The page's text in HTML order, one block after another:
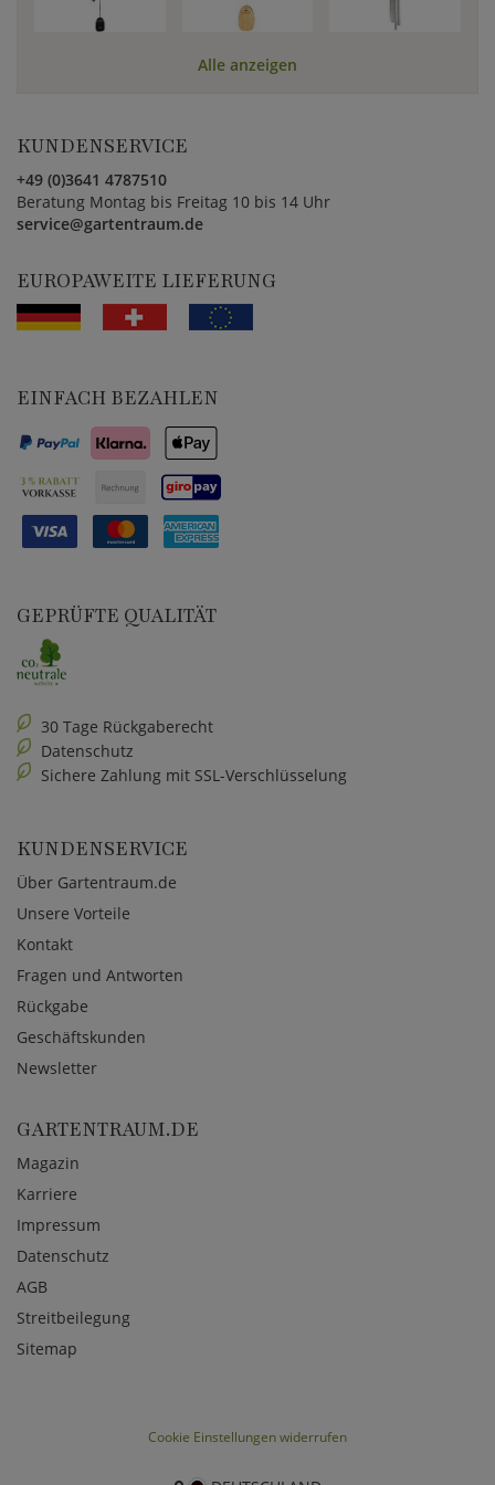
Alle anzeigen
KUNDENSERVICE
+49 (0)3641 4787510
Beratung Montag bis Freitag 10 bis 14 Uhr
service@gartentraum.de
EUROPAWEITE LIEFERUNG
EINFACH BEZAHLEN
GEPRÜFTE QUALITÄT
30 Tage Rückgaberecht
Datenschutz
Sichere Zahlung mit SSL-Verschlüsselung
KUNDENSERVICE
Über Gartentraum.de
Unsere Vorteile
Kontakt
Fragen und Antworten
Rückgabe
Geschäftskunden
Newsletter
GARTENTRAUM.DE
Magazin
Karriere
Impressum
Datenschutz
AGB
Streitbeilegung
Sitemap
Cookie Einstellungen widerrufen